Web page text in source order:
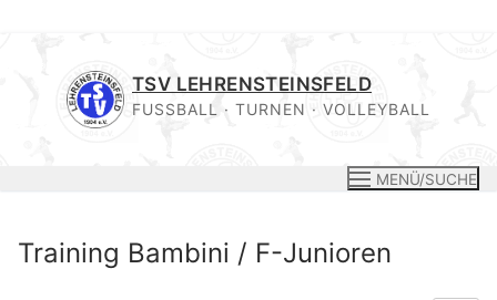
springen
TSV LEHRENSTEINSFELD
FUSSBALL · TURNEN · VOLLEYBALL
MENÜ/SUCHE
Training Bambini / F-Junioren